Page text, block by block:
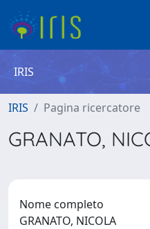
IRIS
IRIS Pagina ricercatore
GRANATO,
Nome completo
GRANATO, NICOLA